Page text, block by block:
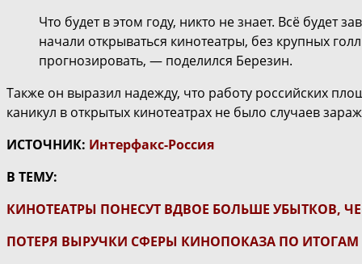
Что будет в этом году, никто не знает. Всё
начали открываться кинотеатры, без крупных
прогнозировать, ― поделился Березин.
Также он выразил надежду, что работу российских
каникул в открытых кинотеатрах не было случаев
ИСТОЧНИК: Интерфакс-Россия
В ТЕМУ:
КИНОТЕАТРЫ ПОНЕСУТ ВДВОЕ БОЛЬШЕ УБЫТКОВ,
ПОТЕРЯ ВЫРУЧКИ СФЕРЫ КИНОПОКАЗА ПО ИТОГАМ